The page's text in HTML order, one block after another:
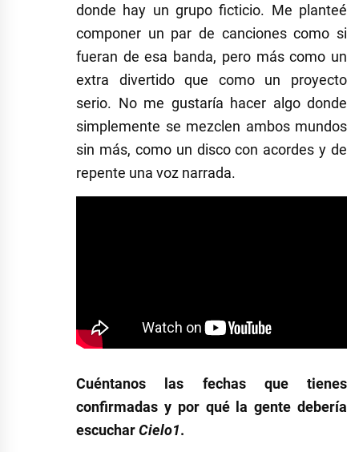
donde hay un grupo ficticio. Me planteé
componer un par de canciones como si
fueran de esa banda, pero más como un
extra divertido que como un proyecto
serio. No me gustaría hacer algo donde
simplemente se mezclen ambos mundos
sin más, como un disco con acordes y de
repente una voz narrada.
Cuéntanos las fechas que tienes
confirmadas y por qué la gente debería
escucharCielo1.